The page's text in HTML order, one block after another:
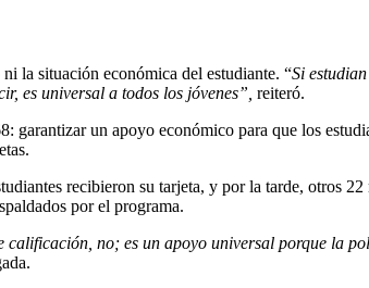
la situación económica del estudiante. “Si
es universal a todos los jóvenes”, reiteró.
garantizar un apoyo económico para que los
recibieron su tarjeta, y por la tarde, otros
por el programa.
calificación, no; es un apoyo universal porque la